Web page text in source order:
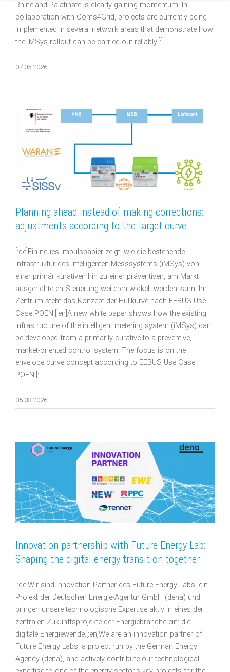
Rhineland-Palatinate is clearly gaining momentum. In
collaboration with Coms4Grid, projects are currently being
implemented in several network areas that demonstrate how
the iMSys rollout can be carried out reliably.[:]
07.05.2026
Planning ahead instead of making corrections:
adjustments according to the target curve
[:de]Ein neues Impulspapier zeigt, wie die bestehende
Infrastruktur des intelligenten Messsystems (iMSys) von
einer primär kurativen hin zu einer präventiven, am Markt
ausgerichteten Steuerung weiterentwickelt werden kann. Im
Zentrum steht das Konzept der Hüllkurve nach EEBUS Use
Case POEN.[:en]A new white paper shows how the existing
infrastructure of the intelligent metering system (iMSys) can
be developed from a primarily curative to a preventive,
market-oriented control system. The focus is on the
envelope curve concept according to EEBUS Use Case
POEN.[:]
05.03.2026
Innovation partnership with Future Energy Lab:
Shaping the digital energy transition together
[:de]Wir sind Innovation Partner des Future Energy Labs, ein
Projekt der Deutschen Energie-Agentur GmbH (dena) und
bringen unsere technologische Expertise aktiv in eines der
zentralen Zukunftsprojekte der Energiebranche ein: die
digitale Energiewende.[:en]We are an innovation partner of
Future Energy Labs, a project run by the German Energy
Agency (dena), and actively contribute our technological